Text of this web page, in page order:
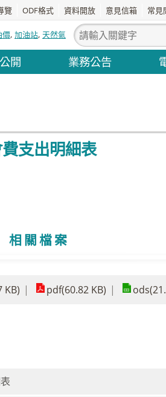
覽 ODF格式 資料開放 意見信箱 常見
價 加油站 天然氣
開 業務公告
支出明細表
相關檔案
KB) pdf(60.82 KB)